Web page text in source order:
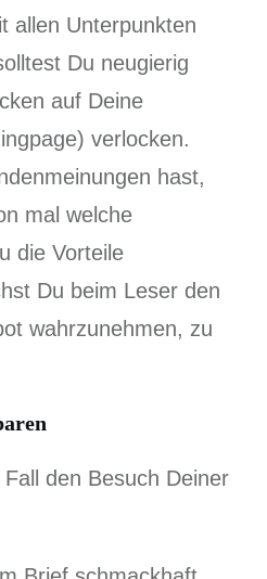
allen Unterpunkten
Du neugierig
auf Deine
verlocken.
hast,
mal welche
die Vorteile
Du beim Leser den
wahrzunehmen, zu
den Besuch Deiner